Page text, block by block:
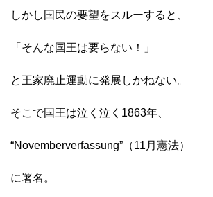
しかし国民の要望をスルーすると、
「そんな国王は要らない！」
と王家廃止運動に発展しかねない。
そこで国王は泣く泣く1863年、
“Novemberverfassung”（11月憲法）
に署名。